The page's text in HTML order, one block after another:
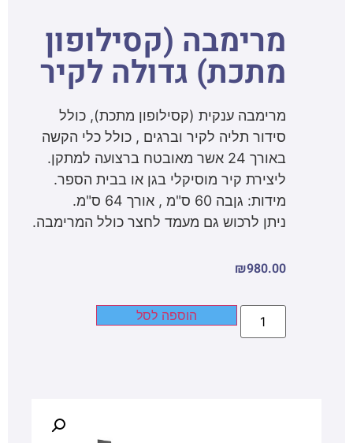
מרימבה (קסילופון
מתכת) גדולה לקיר
מרימבה ענקית (קסילופון מתכת), כולל
סידור תליה לקיר וברגים , כולל כלי הקשה
באורך 24 אשר מאובטח ברצועה למתקן.
ליצירת קיר מוסיקלי בגן או בבית הספר.
מידות: גןבה 60 ס"מ , אורך 64 ס"מ.
ניתן לרכוש גם מעמד לחצר כולל המרימבה.
₪980.00
הוספה לסל